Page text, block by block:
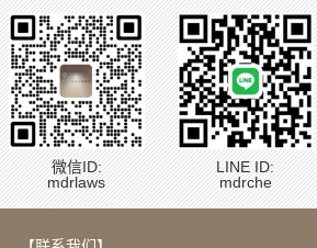
微信ID:
mdrlaws
LINE ID:
mdrche